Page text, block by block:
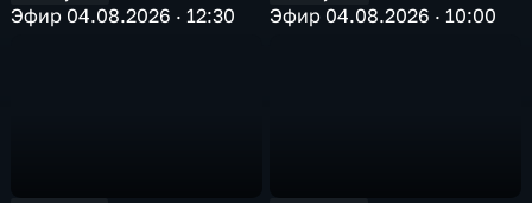
Эфир 04.08.2026 · 12:30
Эфир 04.08.2026 · 10:00